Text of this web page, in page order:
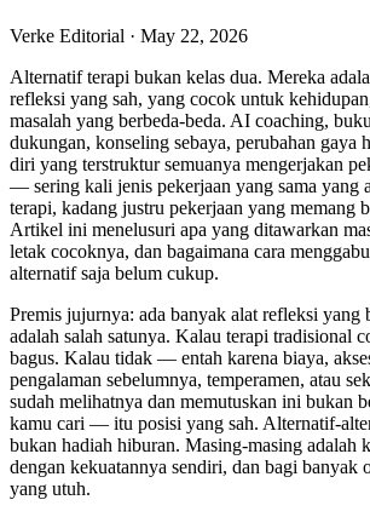
Verke Editorial · May 22, 2026
Alternatif terapi bukan kelas dua. Mereka
refleksi yang sah, yang cocok untuk
masalah yang berbeda-beda. AI coaching,
dukungan, konseling sebaya, perubahan gaya
diri yang terstruktur semuanya mengerjakan
— sering kali jenis pekerjaan yang sama yang
terapi, kadang justru pekerjaan yang memang
Artikel ini menelusuri apa yang ditawarkan
letak cocoknya, dan bagaimana cara
alternatif saja belum cukup.
Premis jujurnya: ada banyak alat refleksi yang
adalah salah satunya. Kalau terapi tradisional
bagus. Kalau tidak — entah karena biaya,
pengalaman sebelumnya, temperamen, atau
sudah melihatnya dan memutuskan ini bukan
kamu cari — itu posisi yang sah. Alternatif-
bukan hadiah hiburan. Masing-masing adalah
dengan kekuatannya sendiri, dan bagi banyak
yang utuh.